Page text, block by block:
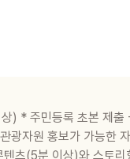
) * 주민등록 초본 제출
광자원 홍보가 가능한
츠(5분 이상)와 스토리